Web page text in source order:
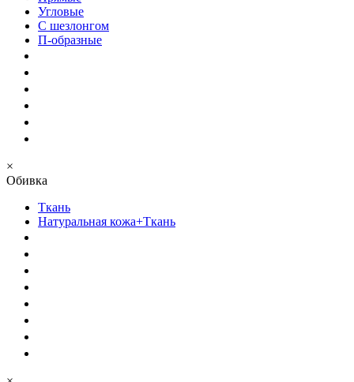
Угловые
С шезлонгом
П-образные
×
Обивка
Ткань
Натуральная кожа+Ткань